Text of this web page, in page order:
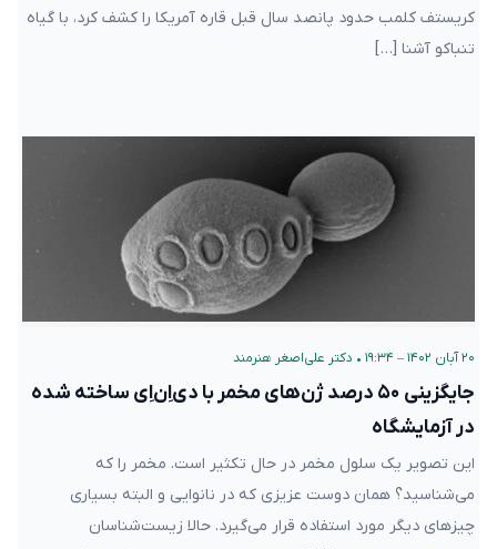
کریستف کلمب حدود پانصد سال قبل قاره آمریکا را کشف کرد، با گیاه
تنباکو آشنا […]
۲۰ آبان ۱۴۰۲ – ۱۹:۳۴ • دکتر علی‌اصغر هنرمند
جایگزینی ۵۰ درصد ژن‌های مخمر با دی‌اِن‌اِی ساخته شده
در آزمایشگاه
این تصویر یک سلول مخمر در حال تکثیر است. مخمر را که
می‌شناسید؟ همان دوست عزیزی که در نانوایی و البته بسیاری
چیزهای دیگر مورد استفاده قرار می‌گیرد. حالا زیست‌شناسان